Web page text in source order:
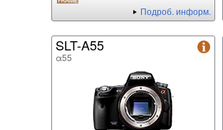
Подроб. информ.
SLT-A55
α55